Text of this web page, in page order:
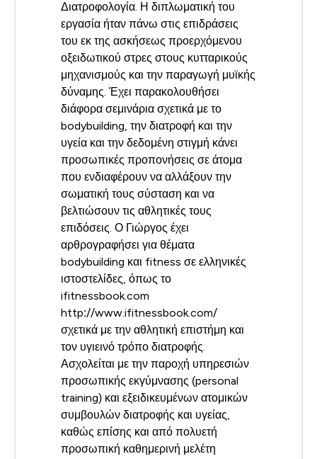
Διατροφολογία. Η διπλωματική του
εργασία ήταν πάνω στις επιδράσεις
του εκ της ασκήσεως προερχόμενου
οξειδωτικού στρες στους κυτταρικούς
μηχανισμούς και την παραγωγή μυϊκής
δύναμης. Έχει παρακολουθήσει
διάφορα σεμινάρια σχετικά με το
bodybuilding, την διατροφή και την
υγεία και την δεδομένη στιγμή κάνει
προσωπικές προπονήσεις σε άτομα
που ενδιαφέρουν να αλλάξουν την
σωματική τους σύσταση και να
βελτιώσουν τις αθλητικές τους
επιδόσεις. Ο Γιώργος έχει
αρθρογραφήσει για θέματα
bodybuilding και fitness σε ελληνικές
ιστοστελίδες, όπως το
ifitnessbook.com
http://www.ifitnessbook.com/
σχετικά με την αθλητική επιστήμη και
τον υγιεινό τρόπο διατροφής.
Ασχολείται με την παροχή υπηρεσιών
προσωπικής εκγύμνασης (personal
training) και εξειδικευμένων ατομικών
συμβουλών διατροφής και υγείας,
καθώς επίσης και από πολυετή
προσωπική καθημερινή μελέτη